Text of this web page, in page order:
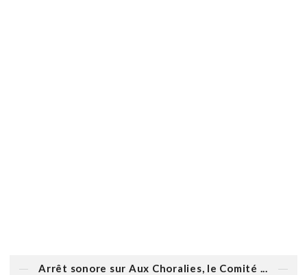
Arrêt sonore sur Aux Choralies, le Comité ...